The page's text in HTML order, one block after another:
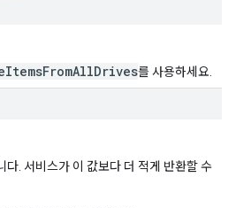
를 사용하세요.
다. 서비스가 이 값보다 더 적게 반환할 수